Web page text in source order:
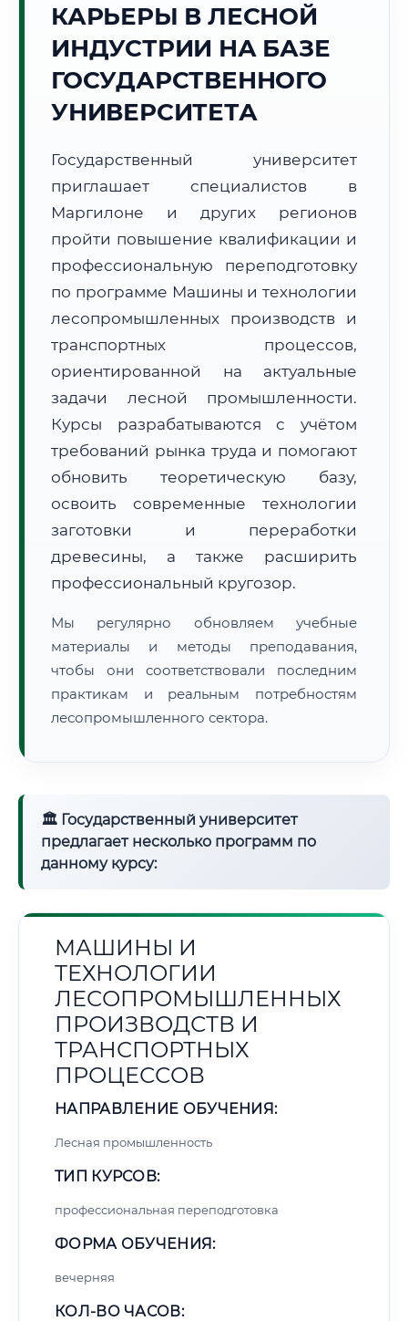
Тел. код:
+998 (7337)
Почтовые индексы:
151100–151120
Часовой пояс:
📜 Документы и аккредитация
🔍Нажмите на документ для увеличения и просмотра
КАРЬЕРЫ В ЛЕСНОЙ
ИНДУСТРИИ НА БАЗЕ
ГОСУДАРСТВЕННОГО
УНИВЕРСИТЕТА
Государственный университет
приглашает специалистов в
Маргилоне и других регионов
пройти повышение квалификации и
профессиональную переподготовку
по программе Машины и технологии
лесопромышленных производств и
транспортных процессов,
ориентированной на актуальные
задачи лесной промышленности.
Курсы разрабатываются с учётом
требований рынка труда и помогают
обновить теоретическую базу,
освоить современные технологии
заготовки и переработки
древесины, а также расширить
профессиональный кругозор.
Мы регулярно обновляем учебные
материалы и методы преподавания,
чтобы они соответствовали последним
практикам и реальным потребностям
лесопромышленного сектора.
🏛 Государственный университет
предлагает несколько программ по
данному курсу:
МАШИНЫ И
ТЕХНОЛОГИИ
ЛЕСОПРОМЫШЛЕННЫХ
ПРОИЗВОДСТВ И
ТРАНСПОРТНЫХ
ПРОЦЕССОВ
НАПРАВЛЕНИЕ ОБУЧЕНИЯ:
Лесная промышленность
ТИП КУРСОВ:
профессиональная переподготовка
ФОРМА ОБУЧЕНИЯ:
вечерняя
КОЛ-ВО ЧАСОВ: